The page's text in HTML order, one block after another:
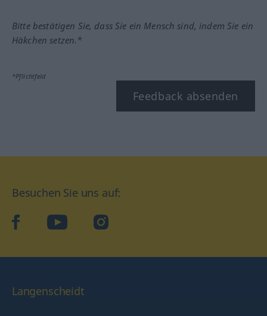
Bitte bestätigen Sie, dass Sie ein Mensch sind, indem Sie ein
Häkchen setzen.*
*Pflichtfeld
Feedback absenden
Besuchen Sie uns auf:
facebookYouTube Instagram
Langenscheidt